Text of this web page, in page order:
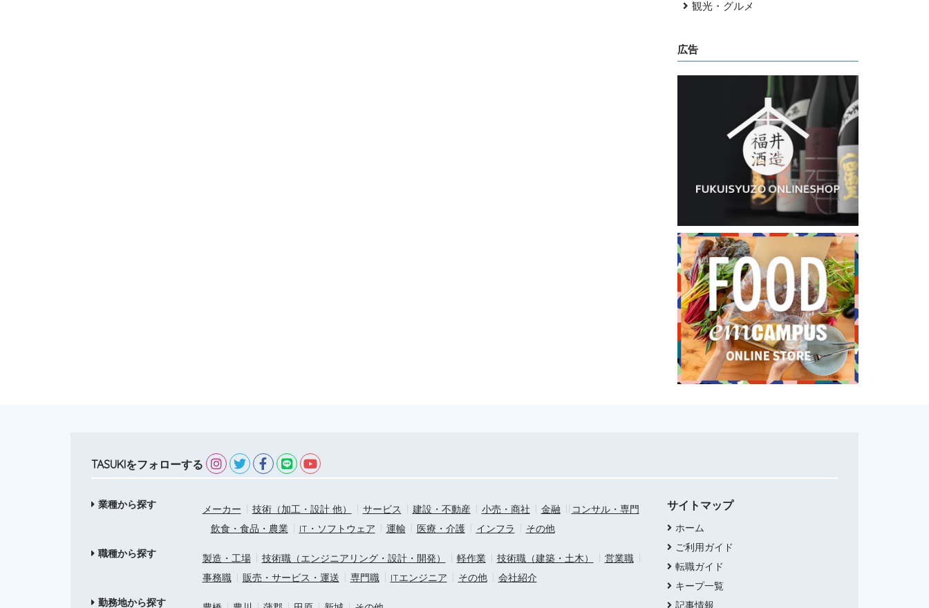
観光・グルメ
広告
TASUKIをフォローする
業種から探す メーカー 技術（加工・設計 他） サービス 建設・不動産 小売・商社 金融
コンサル・専門
飲食・食品・農業
IT・ソフトウェア 運輸 医療・介護 インフラ
その他
職種から探す
製造・工場 技術職（エンジニアリング・設計・開発） 軽作業 技術職（建築・土木）
営業職
事務職
販売・サービス・運送 専門職 ITエンジニア その他
会社紹介
勤務地から探す
サイトマップ
ホーム
ご利用ガイド
転職ガイド
キープ一覧
記事情報